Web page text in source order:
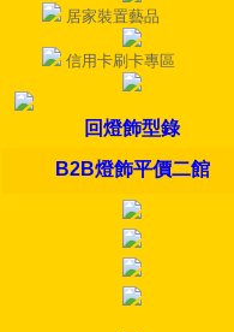
居家裝置藝品
信用卡刷卡專區
回燈飾型錄
B2B燈飾平價二館